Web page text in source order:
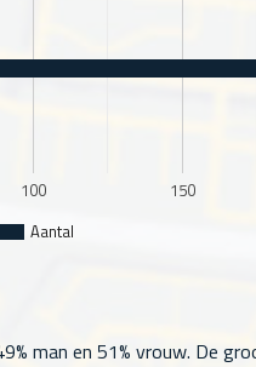
Aantal
100 150
man en 51% vrouw. De